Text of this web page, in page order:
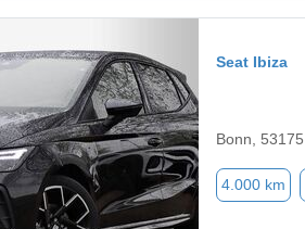
Seat Ibiza
Bonn, 53175
4.000 km